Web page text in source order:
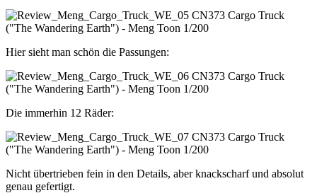
Hier sieht man schön die Passungen:
Die immerhin 12 Räder:
Nicht übertrieben fein in den Details, aber knackscharf und absolut
genau gefertigt.